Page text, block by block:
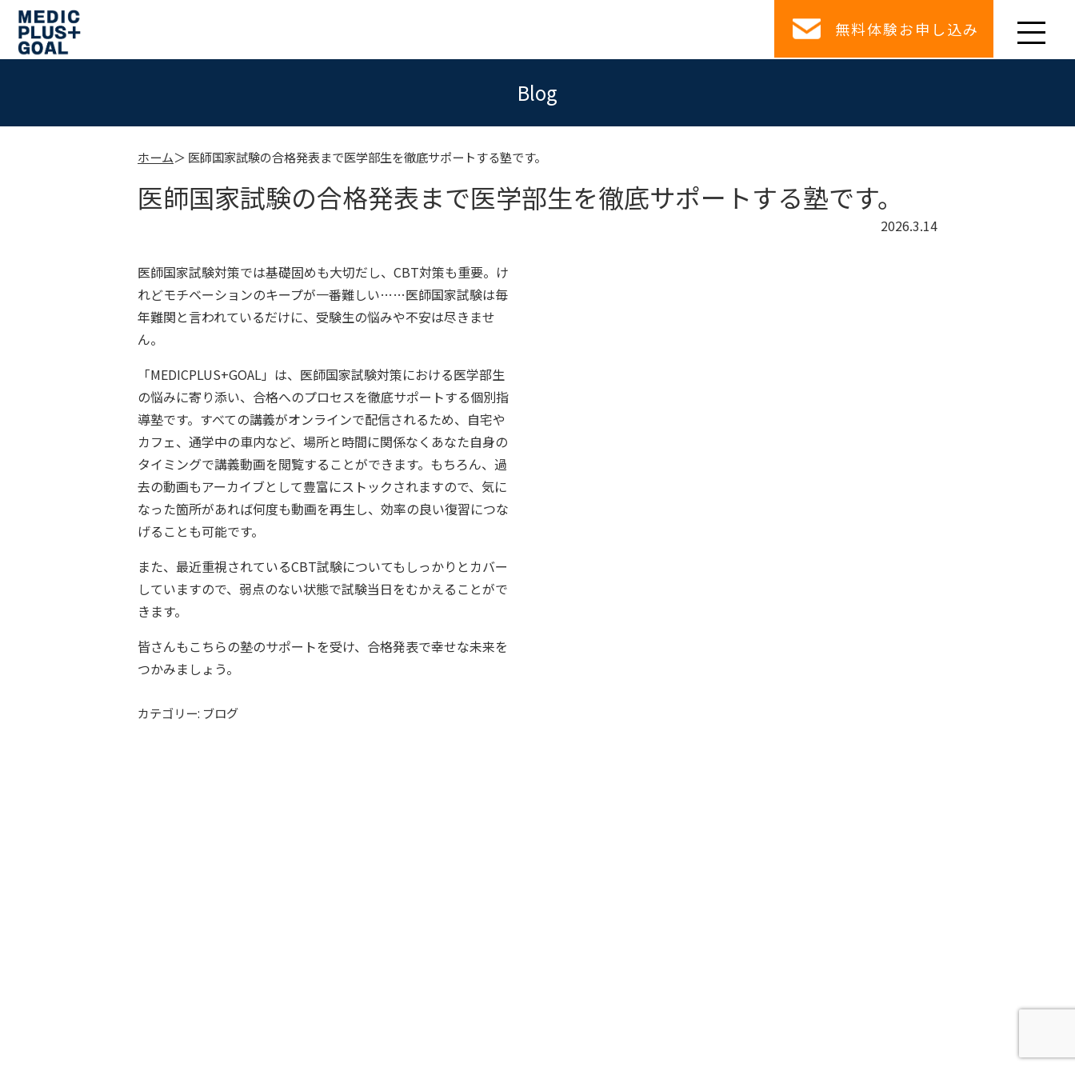
無料体験お申し込み
Blog
ホーム 医師国家試験の合格発表まで医学部生を徹底サポートする塾です。
医師国家試験の合格発表まで医学部生を徹底サポートする塾です。
2026.3.14
医師国家試験対策では基礎固めも大切だし、CBT対策も重要。け
れどモチベーションのキープが一番難しい……医師国家試験は毎
年難関と言われているだけに、受験生の悩みや不安は尽きませ
ん。
「MEDICPLUS+GOAL」は、医師国家試験対策における医学部生
の悩みに寄り添い、合格へのプロセスを徹底サポートする個別指
導塾です。すべての講義がオンラインで配信されるため、自宅や
カフェ、通学中の車内など、場所と時間に関係なくあなた自身の
タイミングで講義動画を閲覧することができます。もちろん、過
去の動画もアーカイブとして豊富にストックされますので、気に
なった箇所があれば何度も動画を再生し、効率の良い復習につな
げることも可能です。
また、最近重視されているCBT試験についてもしっかりとカバー
していますので、弱点のない状態で試験当日をむかえることがで
きます。
皆さんもこちらの塾のサポートを受け、合格発表で幸せな未来を
つかみましょう。
カテゴリー: ブログ